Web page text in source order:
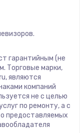
гарантийным (не
Торговые марки,
являются
компаний
не с целью
по ремонту, а с
предоставляемых